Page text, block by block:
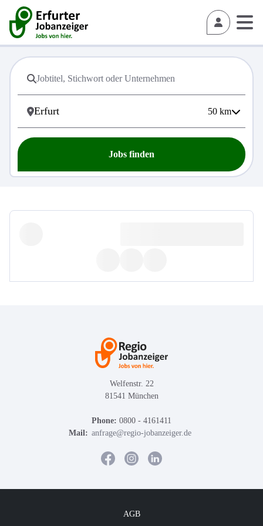
50 km
Jobs finden
Welfenstr. 22
81541 München
Phone: 0800 - 4161411
Mail: anfrage@regio-jobanzeiger.de
AGB